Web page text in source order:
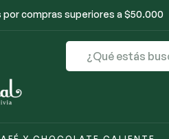
compras superiores a $50.000